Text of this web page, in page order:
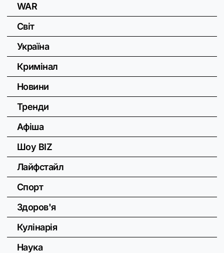
WAR
Світ
Україна
Кримінал
Новини
Тренди
Афіша
Шоу BIZ
Лайфстайл
Спорт
Здоров'я
Кулінарія
Наука